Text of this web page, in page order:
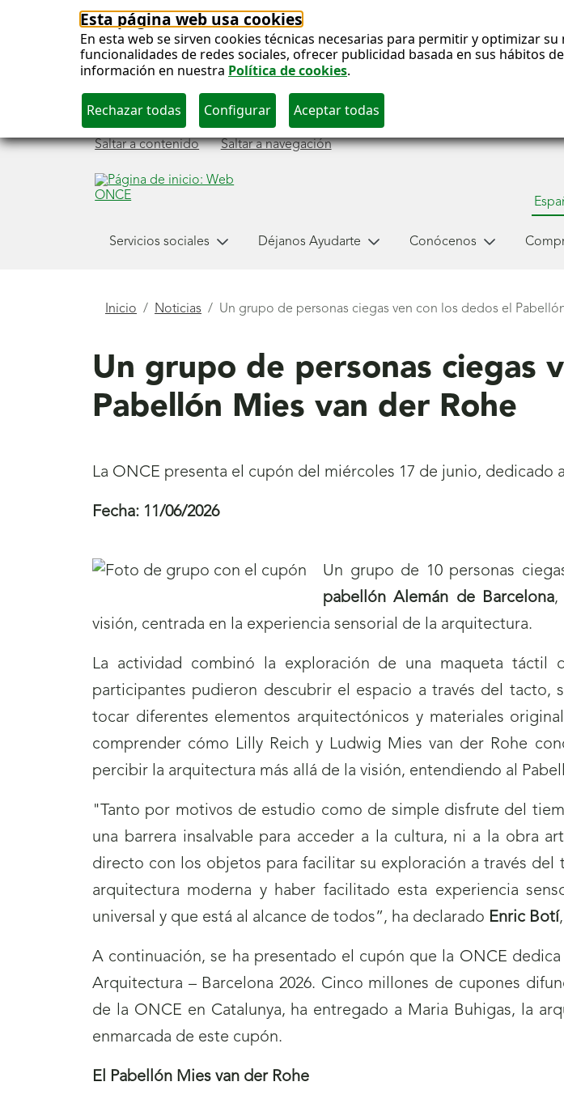
Esta página web usa cookies
En esta web se sirven cookies técnicas necesarias para permitir y optimizar
funcionalidades de redes sociales, ofrecer publicidad basada en sus hábitos
información en nuestra Política de cookies.
Saltar a contenido Saltar a navegación
Servicios sociales Déjanos Ayudarte Conócenos
Está
Inicio Noticias Un grupo de personas ciegas ven con los dedos el
Un grupo de personas ciegas
Pabellón Mies van der Rohe
La ONCE presenta el cupón del miércoles 17 de junio,
Fecha: 11/06/2026
Un grupo de 10 personas
pabellón Alemán de Barcelona,
visión, centrada en la experiencia sensorial de la arquitectura.
La actividad combinó la exploración de una maqueta
participantes pudieron descubrir el espacio a través del tacto,
tocar diferentes elementos arquitectónicos y materiales
comprender cómo Lilly Reich y Ludwig Mies van der Rohe
percibir la arquitectura más allá de la visión, entendiendo al
"Tanto por motivos de estudio como de simple disfrute del
una barrera insalvable para acceder a la cultura, ni a la obra
directo con los objetos para facilitar su exploración a través del
arquitectura moderna y haber facilitado esta experiencia
universal y que está al alcance de todos”, ha declarado Enric Botí
A continuación, se ha presentado el cupón que la ONCE
Arquitectura – Barcelona 2026. Cinco millones de cupones
de la ONCE en Catalunya, ha entregado a Maria Buhigas, la
enmarcada de este cupón.
El Pabellón Mies van der Rohe